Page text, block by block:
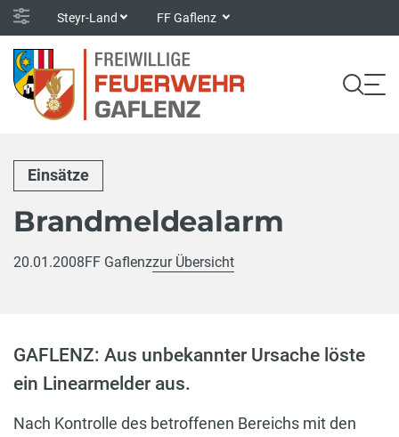
Steyr-Land FF Gaflenz
Einsätze
Brandmeldealarm
20.01.2008FF Gaflenzzur Übersicht
GAFLENZ: Aus unbekannter Ursache löste
ein Linearmelder aus.
Nach Kontrolle des betroffenen Bereichs mit den